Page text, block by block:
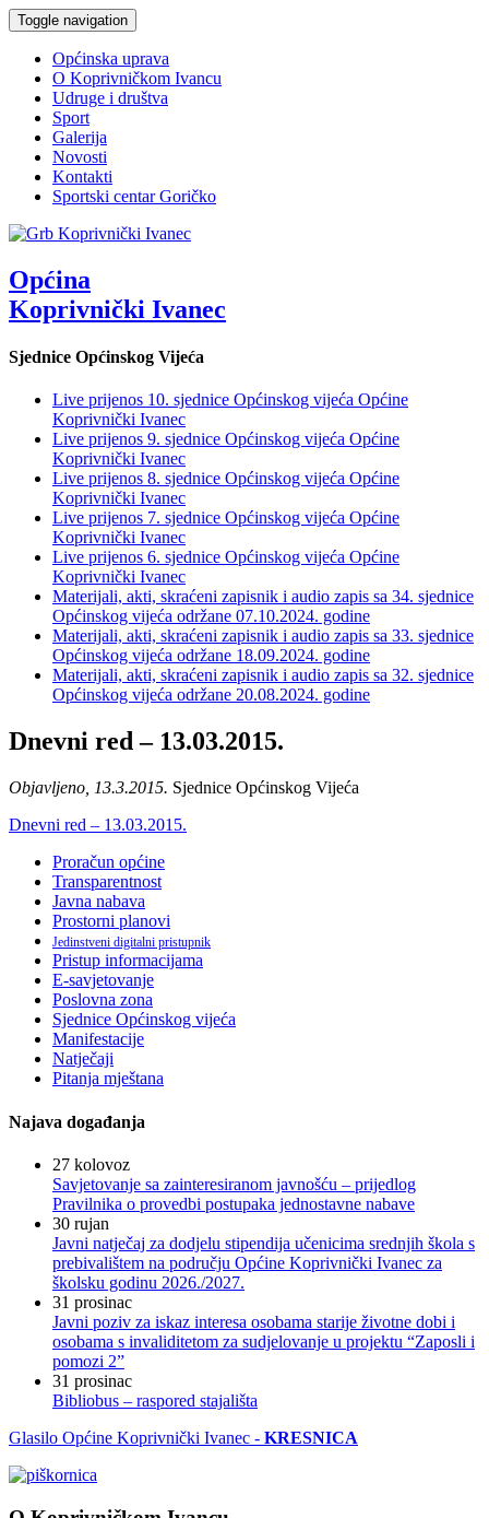
Toggle navigation
Općinska uprava
O Koprivničkom Ivancu
Udruge i društva
Sport
Galerija
Novosti
Kontakti
Sportski centar Goričko
Općina
Koprivnički Ivanec
Sjednice Općinskog Vijeća
Live prijenos 10. sjednice Općinskog vijeća Općine
Koprivnički Ivanec
Live prijenos 9. sjednice Općinskog vijeća Općine
Koprivnički Ivanec
Live prijenos 8. sjednice Općinskog vijeća Općine
Koprivnički Ivanec
Live prijenos 7. sjednice Općinskog vijeća Općine
Koprivnički Ivanec
Live prijenos 6. sjednice Općinskog vijeća Općine
Koprivnički Ivanec
Materijali, akti, skraćeni zapisnik i audio zapis sa 34. sjednice
Općinskog vijeća održane 07.10.2024. godine
Materijali, akti, skraćeni zapisnik i audio zapis sa 33. sjednice
Općinskog vijeća održane 18.09.2024. godine
Materijali, akti, skraćeni zapisnik i audio zapis sa 32. sjednice
Općinskog vijeća održane 20.08.2024. godine
Dnevni red – 13.03.2015.
Objavljeno, 13.3.2015. Sjednice Općinskog Vijeća
Dnevni red – 13.03.2015.
Proračun općine
Transparentnost
Javna nabava
Prostorni planovi
Jedinstveni digitalni pristupnik
Pristup informacijama
E-savjetovanje
Poslovna zona
Sjednice Općinskog vijeća
Manifestacije
Natječaji
Pitanja mještana
Najava događanja
27 kolovoz
Savjetovanje sa zainteresiranom javnošću – prijedlog
Pravilnika o provedbi postupaka jednostavne nabave
30 rujan
Javni natječaj za dodjelu stipendija učenicima srednjih škola s
prebivalištem na području Općine Koprivnički Ivanec za
školsku godinu 2026./2027.
31 prosinac
Javni poziv za iskaz interesa osobama starije životne dobi i
osobama s invaliditetom za sudjelovanje u projektu “Zaposli i
pomozi 2”
31 prosinac
Bibliobus – raspored stajališta
Glasilo Općine Koprivnički Ivanec - KRESNICA